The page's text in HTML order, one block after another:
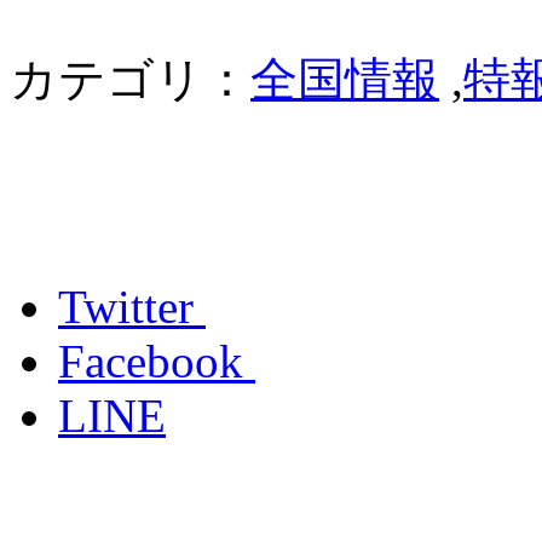
カテゴリ： 全国情報 ,特
Twitter
Facebook
LINE